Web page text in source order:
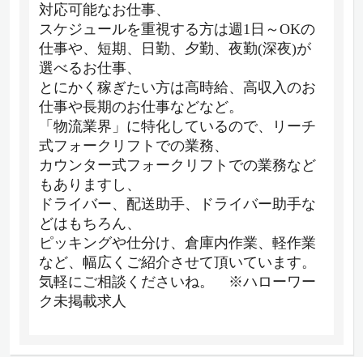
対応可能なお仕事、
スケジュールを重視する方は週1日～OKの
仕事や、短期、日勤、夕勤、夜勤(深夜)が
選べるお仕事、
とにかく稼ぎたい方は高時給、高収入のお
仕事や長期のお仕事などなど。
「物流業界」に特化しているので、リーチ
式フォークリフトでの業務、
カウンター式フォークリフトでの業務など
もありますし、
ドライバー、配送助手、ドライバー助手な
どはもちろん、
ピッキングや仕分け、倉庫内作業、軽作業
など、幅広くご紹介させて頂いています。
気軽にご相談くださいね。 ※ハローワー
ク未掲載求人